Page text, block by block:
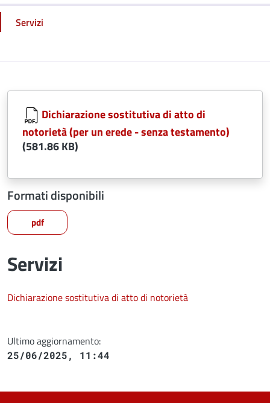
Servizi
Dichiarazione sostitutiva di atto di
notorietà (per un erede - senza testamento)
(581.86 KB)
Formati disponibili
pdf
Servizi
Dichiarazione sostitutiva di atto di notorietà
Ultimo aggiornamento:
25/06/2025, 11:44